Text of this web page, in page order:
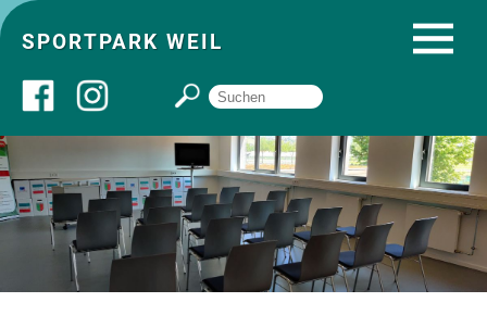
SPORTPARK WEIL
Über uns
Startseite
Angebote